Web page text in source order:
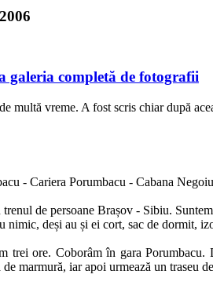
galeria completă de fotografii
multă vreme. A fost scris chiar după
- Cariera Porumbacu - Cabana Negoiu
de persoane Brașov - Sibiu.
nimic, deși au și ei cort, sac de dormit,
trei ore. Coborâm în gara
marmură, iar apoi urmează un traseu